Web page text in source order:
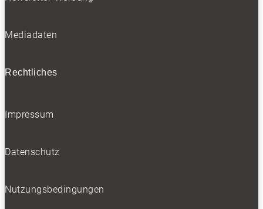
und akzeptiert.
Folgen
Mediadaten
Rechtliches
Impressum
Datenschutz
Nutzungsbedingungen